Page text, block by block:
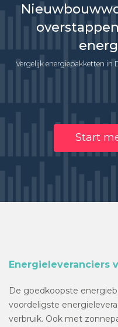
Vergelijk energiepakketten in
Start
Energieleveranciers
De goedkoopste
voordeligste
verbruik. Ook met